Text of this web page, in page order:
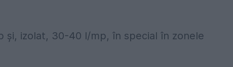
şi, izolat, 30-40 l/mp, în special în zonele